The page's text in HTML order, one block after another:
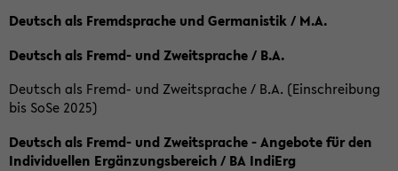
Deutsch als Fremdsprache und Germanistik / M.A.
Deutsch als Fremd- und Zweitsprache / B.A.
Deutsch als Fremd- und Zweitsprache / B.A. (Einschreibung
bis SoSe 2025)
Deutsch als Fremd- und Zweitsprache - Angebote für den
Individuellen Ergänzungsbereich / BA IndiErg